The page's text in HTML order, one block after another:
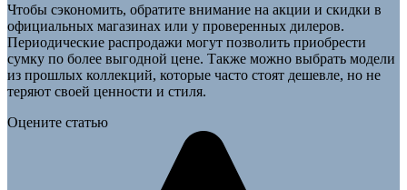
Чтобы сэкономить, обратите внимание на акции и скидки в
официальных магазинах или у проверенных дилеров.
Периодические распродажи могут позволить приобрести
сумку по более выгодной цене. Также можно выбрать модели
из прошлых коллекций, которые часто стоят дешевле, но не
теряют своей ценности и стиля.
Оцените статью